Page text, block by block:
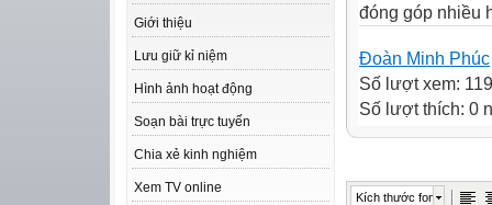
Giới thiệu
Lưu giữ kỉ niệm
Hình ảnh hoạt động
Soạn bài trực tuyến
Chia xẻ kinh nghiệm
Xem TV online
đóng góp nhiều
Đoàn Minh Phúc
Số lượt xem:
Số lượt thích: 0
Kích thước font